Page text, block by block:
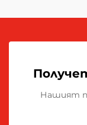
Нашият